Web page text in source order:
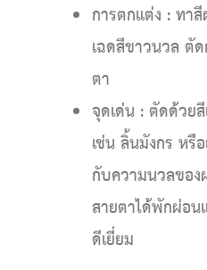
การตกแต่ง :ทา
เฉดสีขาวนวล ตั
ตา
จุดเด่น : ตัดด้วย
เช่น ลิ้นมังกร หรื
กับความนวลของ
สายตาได้พักผ่อน
ดีเยี่ยม